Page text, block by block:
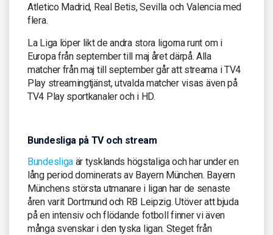
Atletico Madrid, Real Betis, Sevilla och Valencia med
flera.
La Liga löper likt de andra stora ligorna runt om i
Europa från september till maj året därpå. Alla
matcher från maj till september går att streama i TV4
Play streamingtjänst, utvalda matcher visas även på
TV4 Play sportkanaler och i HD.
Bundesliga på TV och stream
Bundesliga är tysklands högstaliga och har under en
lång period dominerats av Bayern München. Bayern
Münchens största utmanare i ligan har de senaste
åren varit Dortmund och RB Leipzig. Utöver att bjuda
på en intensiv och flödande fotboll finner vi även
många svenskar i den tyska ligan. Steget från